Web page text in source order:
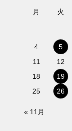
月 火
4
5
11
12
18
19
25
26
« 11月